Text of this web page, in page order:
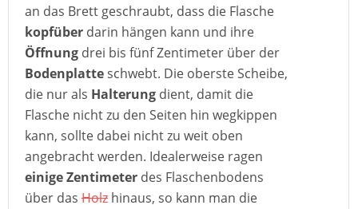
an das Brett geschraubt, dass die Flasche
kopfüber darin hängen kann und ihre
Öffnung drei bis fünf Zentimeter über der
Bodenplatteschwebt. Die oberste Scheibe,
die nur als Halterung dient, damit die
Flasche nicht zu den Seiten hin wegkippen
kann, sollte dabei nicht zu weit oben
angebracht werden. Idealerweise ragen
einige Zentimeter des Flaschenbodens
über das Holz hinaus, so kann man die